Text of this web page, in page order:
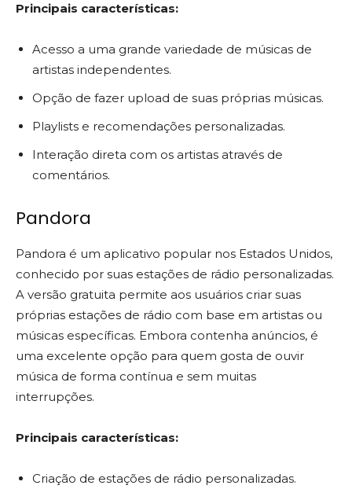
Principais características:
Acesso a uma grande variedade de músicas de
artistas independentes.
Opção de fazer upload de suas próprias músicas.
Playlists e recomendações personalizadas.
Interação direta com os artistas através de
comentários.
Pandora
Pandora é um aplicativo popular nos Estados Unidos,
conhecido por suas estações de rádio personalizadas.
A versão gratuita permite aos usuários criar suas
próprias estações de rádio com base em artistas ou
músicas específicas. Embora contenha anúncios, é
uma excelente opção para quem gosta de ouvir
música de forma contínua e sem muitas
interrupções.
Principais características:
Criação de estações de rádio personalizadas.